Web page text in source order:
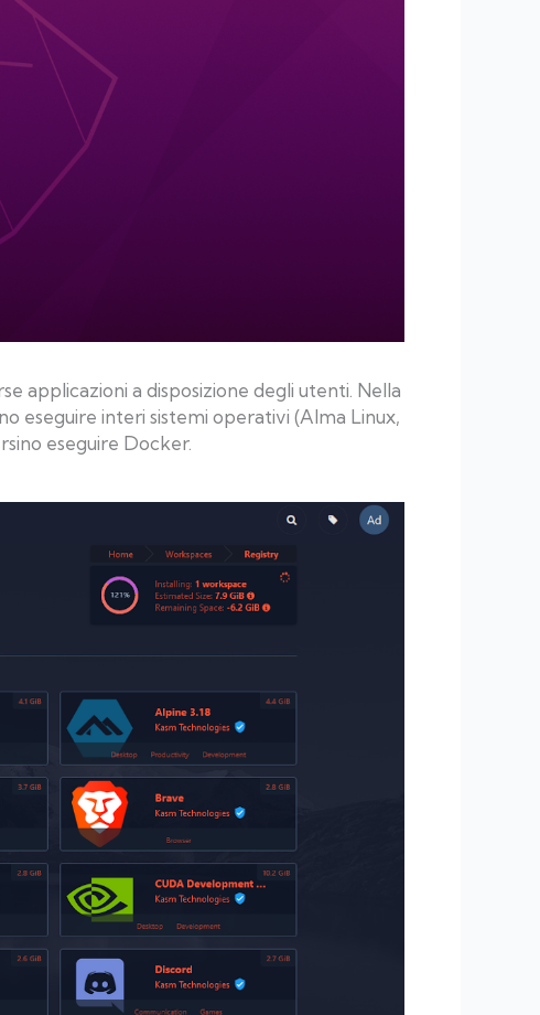
applicazioni a disposizione degli utenti. Nella
eseguire interi sistemi operativi (Alma Linux,
eseguire Docker.